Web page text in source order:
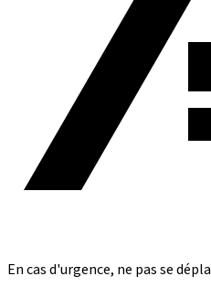
En cas d'urgence, ne pas se